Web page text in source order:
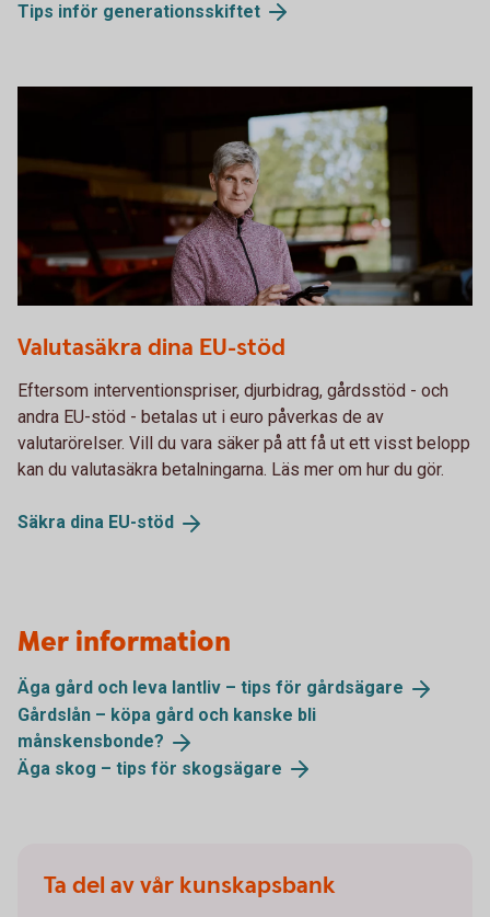
Tips inför generationsskiftet
Valutasäkra dina EU-stöd
Eftersom interventionspriser, djurbidrag, gårdsstöd - och
andra EU-stöd - betalas ut i euro påverkas de av
valutarörelser. Vill du vara säker på att få ut ett visst belopp
kan du valutasäkra betalningarna. Läs mer om hur du gör.
Säkra dina EU-stöd
Mer information
Äga gård och leva lantliv – tips för gårdsägare
Gårdslån – köpa gård och kanske bli
månskensbonde?
Äga skog – tips för skogsägare
Ta del av vår kunskapsbank